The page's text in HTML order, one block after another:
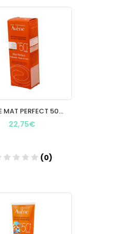
AVENE MAT PERFECT 50+ C/COLOR 50 ML.
22,75€
(0)